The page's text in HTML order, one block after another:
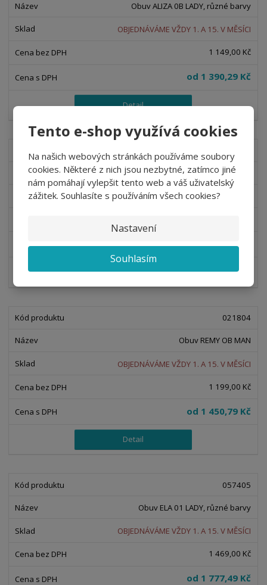
Tento e-shop využívá cookies
Na našich webových stránkách používáme soubory
cookies. Některé z nich jsou nezbytné, zatímco jiné
nám pomáhají vylepšit tento web a váš uživatelský
zážitek. Souhlasíte s používáním všech cookies?
Nastavení
Souhlasím
Obuv ALIZA 0B LADY, různé barvy
OBJEDNÁVÁME VŽDY 1. A 15. V MĚSÍCI
1 149,00 Kč
od 1 390,29 Kč
Detail
Obuv CARINNE OB LADY, různé barvy
OBJEDNÁVÁME VŽDY 1. A 15. V MĚSÍCI
od1 269,29 Kč
Detail
021804
Obuv REMY OB MAN
OBJEDNÁVÁME VŽDY 1. A 15. V MĚSÍCI
1 199,00 Kč
od 1 450,79 Kč
Detail
057405
Obuv ELA 01 LADY, různé barvy
OBJEDNÁVÁME VŽDY 1. A 15. V MĚSÍCI
1 469,00 Kč
od 1 777,49 Kč